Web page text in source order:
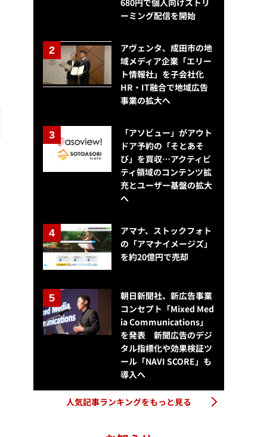
680円で個人向けストリ
ーミング配信を開始
アヴェンタ、成田市の地
域メディア企業「エリー
ト情報社」を子会社化
HR・IT融合で地域広告
事業の拡大へ
「アソビュー」がアウト
ドア予約の「そとあそ
び」を買収…アクティビ
ティ領域のコンテンツ拡
充とユーザー基盤の拡大
へ
アマナ、ストックフォト
の「アマナイメージズ」
を約20億円で売却
朝日新聞社、新広告事業
コンセプト「Mixed Med
ia Communications」
を発表 新聞広告のデジ
タル指標化や効果検証ツ
ール「NAVI SCORE」も
導入へ
人気記事ランキングをもっと見る